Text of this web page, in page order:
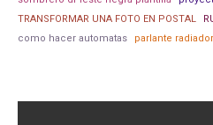
TRANSFORMAR UNA FOTO EN POSTAL
como hacer automatas
parlante